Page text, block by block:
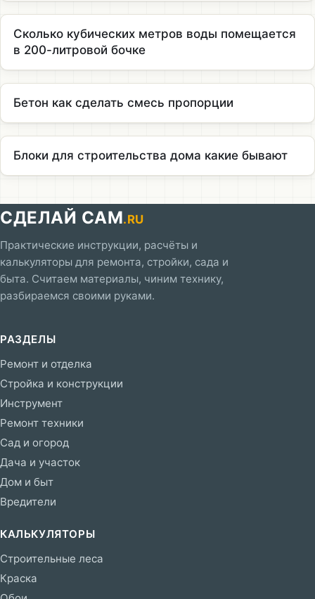
Сколько кубических метров воды помещается
в 200-литровой бочке
Бетон как сделать смесь пропорции
Блоки для строительства дома какие бывают
СДЕЛАЙ САМ.RU
Практические инструкции, расчёты и
калькуляторы для ремонта, стройки, сада и
быта. Считаем материалы, чиним технику,
разбираемся своими руками.
РАЗДЕЛЫ
Ремонт и отделка
Стройка и конструкции
Инструмент
Ремонт техники
Сад и огород
Дача и участок
Дом и быт
Вредители
КАЛЬКУЛЯТОРЫ
Строительные леса
Краска